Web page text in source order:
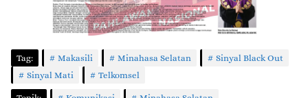
Tag: Makasili Minahasa Selatan
Sinyal Black Out
Sinyal Mati
Telkomsel